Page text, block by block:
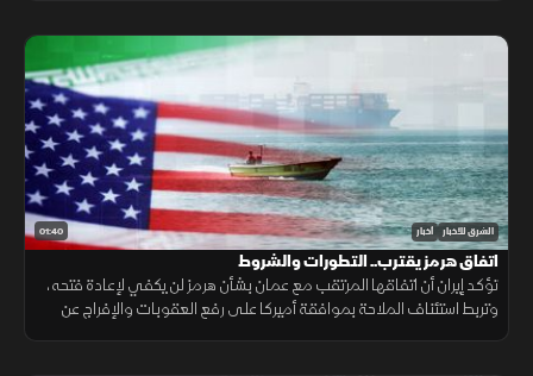
01:40 الشرق للأخبار أخبار
اتفاق هرمز يقترب.. التطورات والشروط
تؤكد إيران أن اتفاقها المرتقب مع عمان بشأن هرمز لن يكفي لإعادة فتحه،
وتربط استئناف الملاحة بموافقة أميركا على رفع العقوبات والإفراج عن